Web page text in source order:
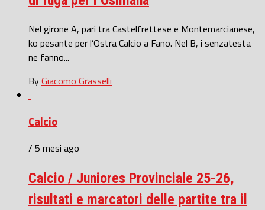
Nel girone A, pari tra Castelfrettese e Montemarcianese,
ko pesante per l’Ostra Calcio a Fano. Nel B, i senzatesta
ne fanno...
ByGiacomo Grasselli
Calcio
/ 5 mesi ago
Calcio / Juniores Provinciale 25-26,
risultati e marcatori delle partite tra il